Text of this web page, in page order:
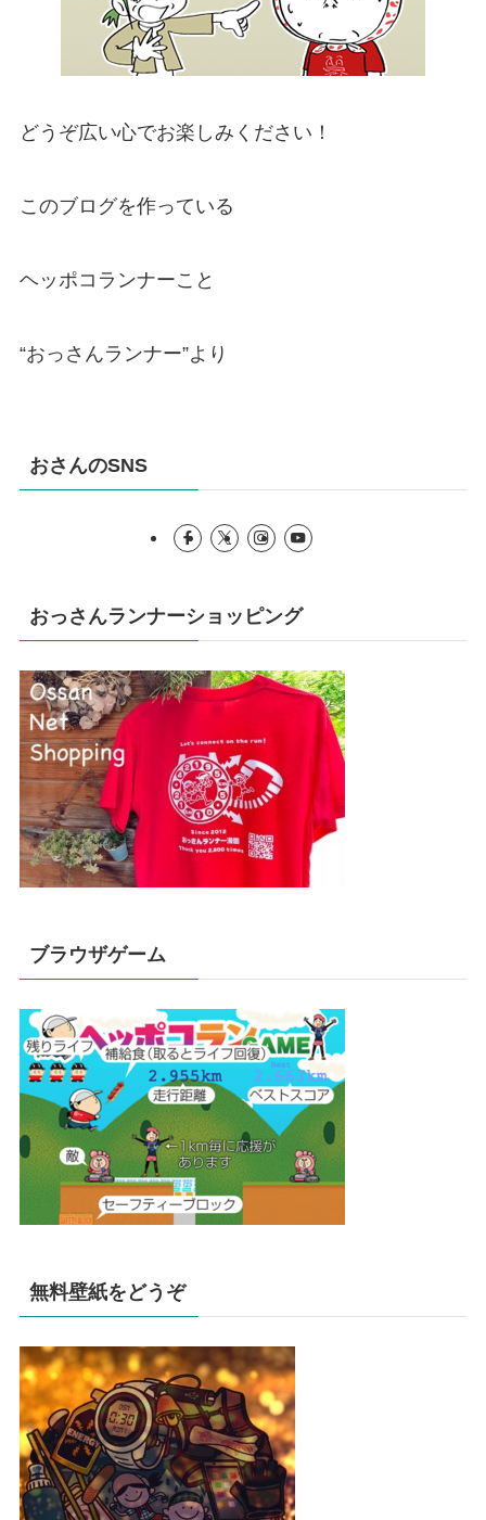
どうぞ広い心でお楽しみください！
このブログを作っている
ヘッポコランナーこと
“おっさんランナー”より
おさんのSNS
おっさんランナーショッピング
ブラウザゲーム
無料壁紙をどうぞ